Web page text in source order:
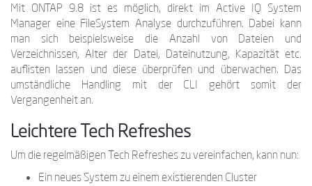
Mit ONTAP 9.8 ist es möglich, direkt im Active IQ System
Manager eine FileSystem Analyse durchzuführen. Dabei kann
man sich beispielsweise die Anzahl von Dateien und
Verzeichnissen, Alter der Datei, Dateinutzung, Kapazität etc.
auflisten lassen und diese überprüfen und überwachen. Das
umständliche Handling mit der CLI gehört somit der
Vergangenheit an.
Leichtere Tech Refreshes
Um die regelmäßigen Tech Refreshes zu vereinfachen, kann nun:
Ein neues System zu einem existierenden Cluster